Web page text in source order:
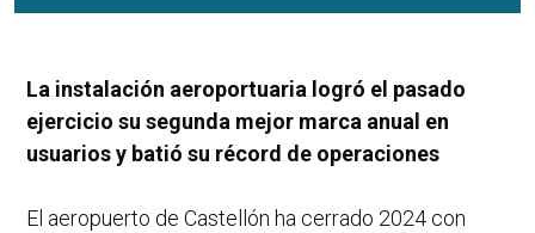
La instalación aeroportuaria logró el pasado
ejercicio su segunda mejor marca anual en
usuarios y batió su récord de operaciones
El aeropuerto de Castellón ha cerrado 2024 con